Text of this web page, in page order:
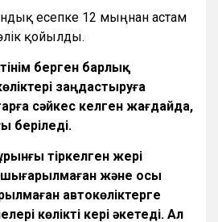
есепке 12 мыңнан астам
қойылды.
берген барлық
заңдастыруға
сәйкес келген жағдайда,
беріледі.
тіркелген жері
және осы
автокөліктерге
көлікті кері әкетеді. Ал